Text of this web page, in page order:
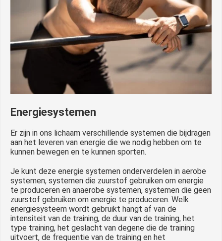
Energiesystemen
Er zijn in ons lichaam verschillende systemen die bijdragen
aan het leveren van energie die we nodig hebben om te
kunnen bewegen en te kunnen sporten.
Je kunt deze energie systemen onderverdelen in aerobe
systemen, systemen die zuurstof gebruiken om energie
te produceren en anaerobe systemen, systemen die geen
zuurstof gebruiken om energie te produceren. Welk
energiesysteem wordt gebruikt hangt af van de
intensiteit van de training, de duur van de training, het
type training, het geslacht van degene die de training
uitvoert, de frequentie van de training en het